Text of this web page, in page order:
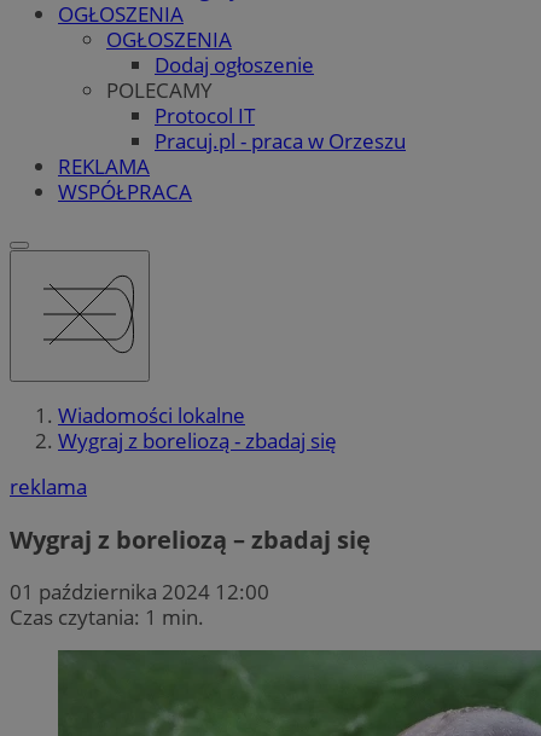
OGŁOSZENIA
OGŁOSZENIA
Dodaj ogłoszenie
POLECAMY
Protocol IT
Pracuj.pl - praca w Orzeszu
REKLAMA
WSPÓŁPRACA
Wiadomości lokalne
Wygraj z boreliozą - zbadaj się
reklama
Wygraj z boreliozą – zbadaj się
01 października 2024 12:00
Czas czytania: 1 min.